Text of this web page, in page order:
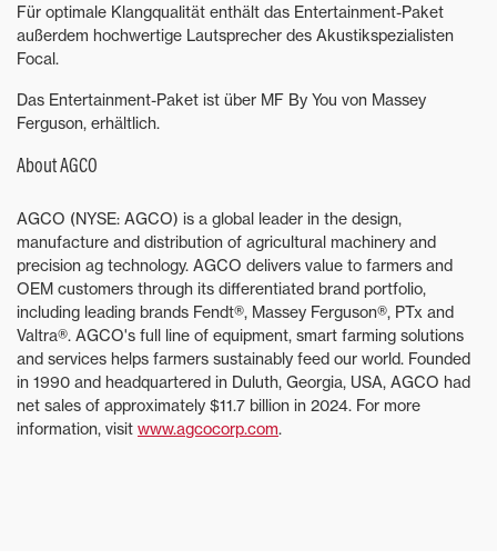
Für optimale Klangqualität enthält das Entertainment-Paket
außerdem hochwertige Lautsprecher des Akustikspezialisten
Focal.
Das Entertainment-Paket ist über MF By You von Massey
Ferguson, erhältlich.
About AGCO
AGCO (NYSE: AGCO) is a global leader in the design,
manufacture and distribution of agricultural machinery and
precision ag technology. AGCO delivers value to farmers and
OEM customers through its differentiated brand portfolio,
including leading brands Fendt®, Massey Ferguson®, PTx and
Valtra®. AGCO's full line of equipment, smart farming solutions
and services helps farmers sustainably feed our world. Founded
in 1990 and headquartered in Duluth, Georgia, USA, AGCO had
net sales of approximately $11.7 billion in 2024. For more
information, visit www.agcocorp.com.